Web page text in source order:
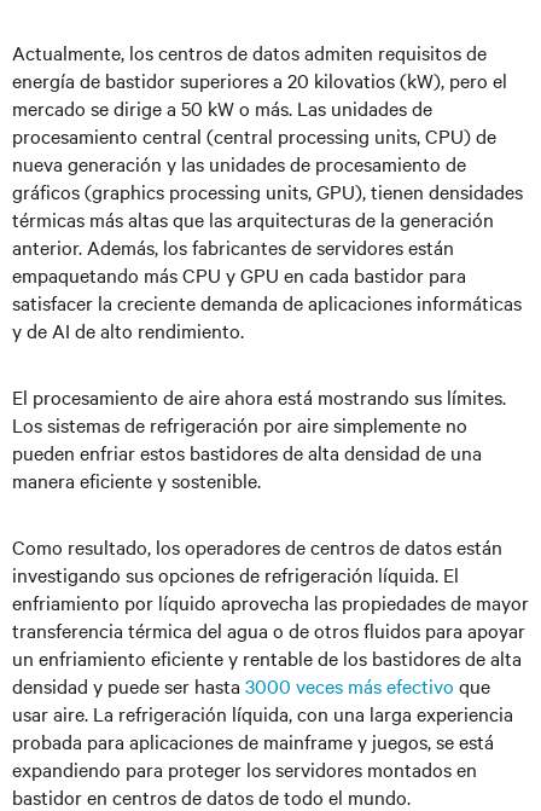
Actualmente, los centros de datos admiten requisitos de
energía de bastidor superiores a 20 kilovatios (kW), pero el
mercado se dirige a 50 kW o más. Las unidades de
procesamiento central (central processing units, CPU) de
nueva generación y las unidades de procesamiento de
gráficos (graphics processing units, GPU), tienen densidades
térmicas más altas que las arquitecturas de la generación
anterior. Además, los fabricantes de servidores están
empaquetando más CPU y GPU en cada bastidor para
satisfacer la creciente demanda de aplicaciones informáticas
y de AI de alto rendimiento.
El procesamiento de aire ahora está mostrando sus límites.
Los sistemas de refrigeración por aire simplemente no
pueden enfriar estos bastidores de alta densidad de una
manera eficiente y sostenible.
Como resultado, los operadores de centros de datos están
investigando sus opciones de refrigeración líquida. El
enfriamiento por líquido aprovecha las propiedades de mayor
transferencia térmica del agua o de otros fluidos para apoyar
un enfriamiento eficiente y rentable de los bastidores de alta
densidad y puede ser hasta 3000 veces más efectivo que
usar aire. La refrigeración líquida, con una larga experiencia
probada para aplicaciones de mainframe y juegos, se está
expandiendo para proteger los servidores montados en
bastidor en centros de datos de todo el mundo.